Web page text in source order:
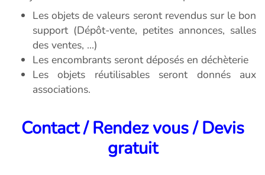
Les objets de valeurs seront revendus sur le bon
support (Dépôt-vente, petites annonces, salles
des ventes, ...)
Les encombrants seront déposés en déchèterie
Les objets réutilisables seront donnés aux
associations.
Contact / Rendez vous / Devis
gratuit